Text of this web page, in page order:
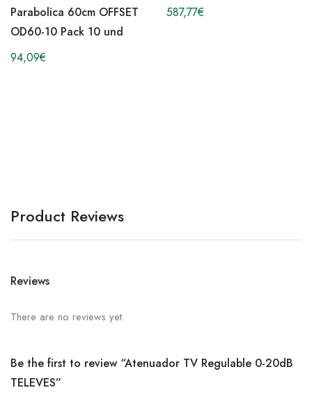
Parabolica 60cm OFFSET
OD60-10 Pack 10 und
94,09€
587,77€
Product Reviews
Reviews
There are no reviews yet.
Be the first to review “Atenuador TV Regulable 0-20dB
TELEVES”